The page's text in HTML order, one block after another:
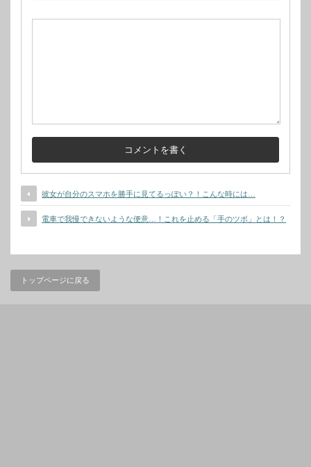
彼女が自分のスマホを勝手に見てるっぽい？！こんな時には…
電車で我慢できないような便意…！これを止める「手のツボ」とは！？
トップページに戻る